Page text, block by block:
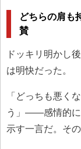
どちらの肩も
賛
ドッキリ明かし
は明快だった。
「どっちも悪く
う」——感情的に
示す一言だ。そ